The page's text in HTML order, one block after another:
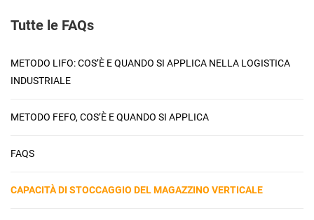
Tutte le FAQs
METODO LIFO: COS’È E QUANDO SI APPLICA NELLA LOGISTICA
INDUSTRIALE
METODO FEFO, COS’È E QUANDO SI APPLICA
FAQS
CAPACITÀ DI STOCCAGGIO DEL MAGAZZINO VERTICALE